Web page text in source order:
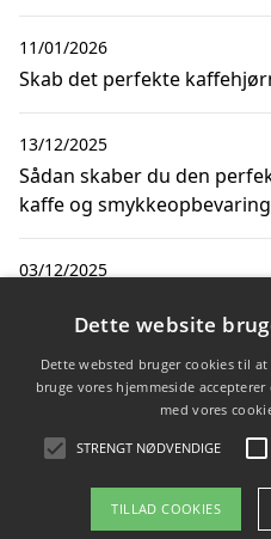
Skab det perfekte
11/01/2026
Sådan skaber du den
kaffe og
13/12/2025
03/12/2025
Sådan skaber du den
18/11/2025
Dette website
Dette websted bruger cookies til
bruge vores hjemmeside
med vores
STRENGT NØDVENDIGE
TILLAD COOKIES